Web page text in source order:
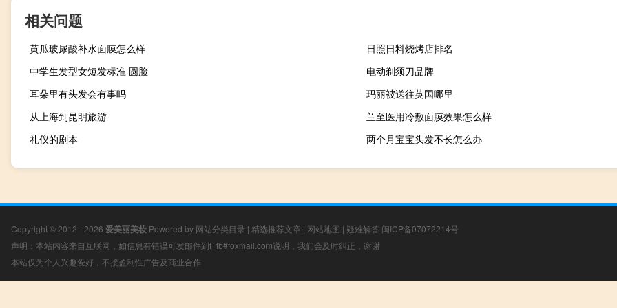
相关问题
黄瓜玻尿酸补水面膜怎么样
日照日料烧烤店排名
中学生发型女短发标准 圆脸
电动剃须刀品牌
耳朵里有头发会有事吗
玛丽被送往英国哪里
从上海到昆明旅游
兰至医用冷敷面膜效果怎么样
礼仪的剧本
两个月宝宝头发不长怎么办
Copyright © 2012 - 2026 爱美丽美妆 Powered by 网站分类目录 | 精选推荐文章 | 网站地图 | 疑难解答 闽ICP备07072214号
声明：本站内容来自互联网，如信息有错误可发邮件到f_fb#foxmail.com说明，我们会及时纠正，谢谢
本站仅为个人兴趣爱好，不接盈利性广告及商业合作